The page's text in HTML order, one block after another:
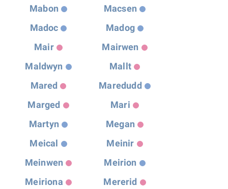
Mabon
Macsen
Madoc
Madog
Mair
Mairwen
Maldwyn
Mallt
Mared
Maredudd
Marged
Mari
Martyn
Megan
Meical
Meinir
Meinwen
Meirion
Meiriona
Mererid